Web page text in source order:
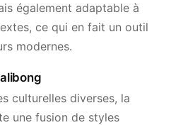
également adaptable à
ce qui en fait un outil
modernes.
culturelles diverses, la
une fusion de styles